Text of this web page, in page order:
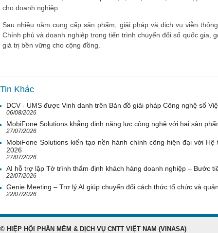
cho doanh nghiệp.
Sau nhiều năm cung cấp sản phẩm, giải pháp và dịch vụ viễn
Chính phủ và doanh nghiệp trong tiến trình chuyển đổi số quốc gia,
giá trị bền vững cho cộng đồng.
Tin Khác
DCV - UMS được Vinh danh trên Bản đồ giải pháp Công nghệ số
06/08/2026
MobiFone Solutions khẳng định năng lực công nghệ với hai sản
27/07/2026
MobiFone Solutions kiến tạo nền hành chính công hiện đại với
2026
27/07/2026
AI hỗ trợ lập Tờ trình thẩm định khách hàng doanh nghiệp – Bước
22/07/2026
Genie Meeting – Trợ lý AI giúp chuyển đổi cách thức tổ chức và
22/07/2026
© HIỆP HỘI PHẦN MỀM & DỊCH VỤ CNTT VIỆT NAM (VINASA)